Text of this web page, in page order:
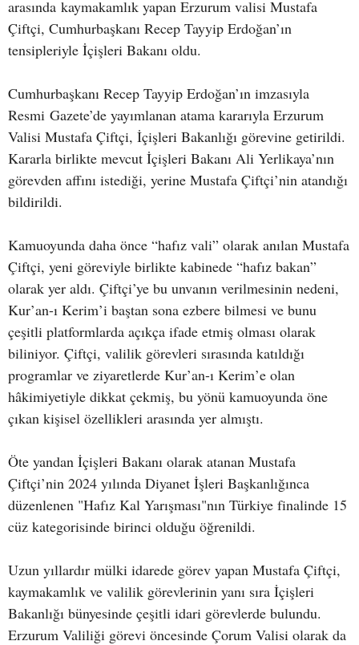
arasında kaymakamlık yapan Erzurum valisi Mustafa
Çiftçi, Cumhurbaşkanı Recep Tayyip Erdoğan’ın
tensipleriyle İçişleri Bakanı oldu.
Cumhurbaşkanı Recep Tayyip Erdoğan’ın imzasıyla
Resmi Gazete’de yayımlanan atama kararıyla Erzurum
Valisi Mustafa Çiftçi, İçişleri Bakanlığı görevine getirildi.
Kararla birlikte mevcut İçişleri Bakanı Ali Yerlikaya’nın
görevden affını istediği, yerine Mustafa Çiftçi’nin atandığı
bildirildi.
Kamuoyunda daha önce “hafız vali” olarak anılan Mustafa
Çiftçi, yeni göreviyle birlikte kabinede “hafız bakan”
olarak yer aldı. Çiftçi’ye bu unvanın verilmesinin nedeni,
Kur’an-ı Kerim’i baştan sona ezbere bilmesi ve bunu
çeşitli platformlarda açıkça ifade etmiş olması olarak
biliniyor. Çiftçi, valilik görevleri sırasında katıldığı
programlar ve ziyaretlerde Kur’an-ı Kerim’e olan
hâkimiyetiyle dikkat çekmiş, bu yönü kamuoyunda öne
çıkan kişisel özellikleri arasında yer almıştı.
Öte yandan İçişleri Bakanı olarak atanan Mustafa
Çiftçi’nin 2024 yılında Diyanet İşleri Başkanlığınca
düzenlenen "Hafız Kal Yarışması"nın Türkiye finalinde 15
cüz kategorisinde birinci olduğu öğrenildi.
Uzun yıllardır mülki idarede görev yapan Mustafa Çiftçi,
kaymakamlık ve valilik görevlerinin yanı sıra İçişleri
Bakanlığı bünyesinde çeşitli idari görevlerde bulundu.
Erzurum Valiliği görevi öncesinde Çorum Valisi olarak da